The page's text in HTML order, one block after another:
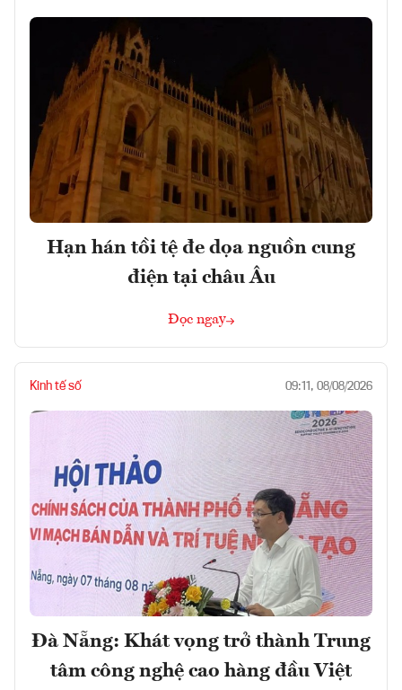
Hạn hán tồi tệ đe dọa nguồn cung
điện tại châu Âu
Đọc ngay
Kinh tế số 09:11, 08/08/2026
Đà Nẵng: Khát vọng trở thành Trung
tâm công nghệ cao hàng đầu Việt